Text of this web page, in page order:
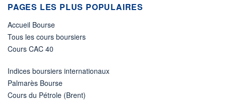
PAGES LES PLUS POPULAIRES
Accueil Bourse
Tous les cours boursiers
Cours CAC 40
Indices boursiers internationaux
Palmarès Bourse
Cours du Pétrole (Brent)